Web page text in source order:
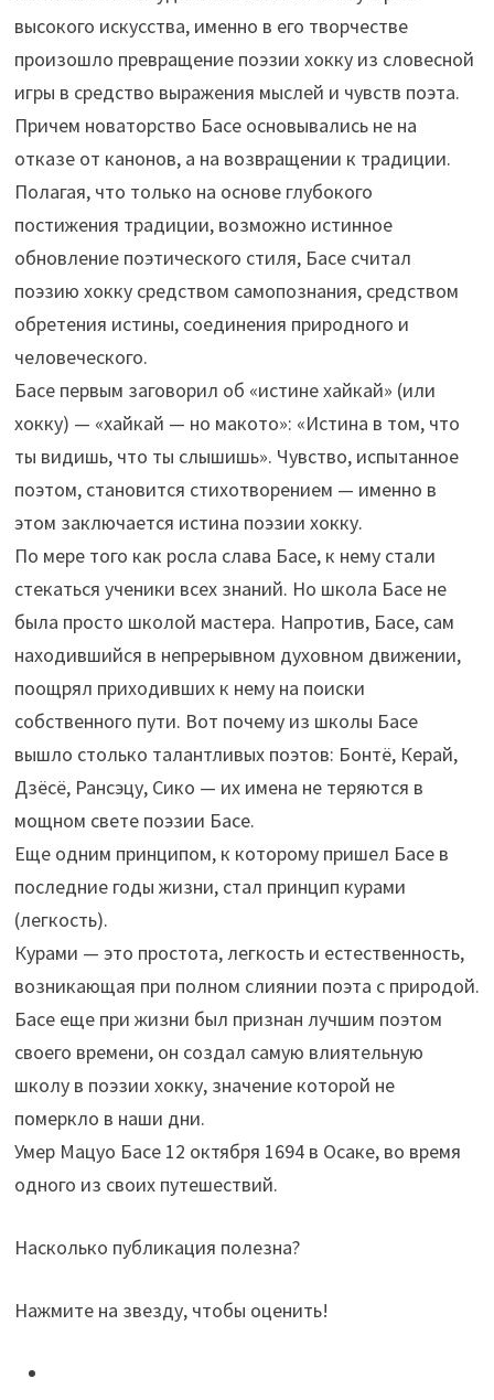
высокого искусства, именно в его творчестве
произошло превращение поэзии хокку из словесной
игры в средство выражения мыслей и чувств поэта.
Причем новаторство Басе основывались не на
отказе от канонов, а на возвращении к традиции.
Полагая, что только на основе глубокого
постижения традиции, возможно истинное
обновление поэтического стиля, Басе считал
поэзию хокку средством самопознания, средством
обретения истины, соединения природного и
человеческого.
Басе первым заговорил об «истине хайкай» (или
хокку) — «хайкай — но макото»: «Истина в том, что
ты видишь, что ты слышишь». Чувство, испытанное
поэтом, становится стихотворением — именно в
этом заключается истина поэзии хокку.
По мере того как росла слава Басе, к нему стали
стекаться ученики всех знаний. Но школа Басе не
была просто школой мастера. Напротив, Басе, сам
находившийся в непрерывном духовном движении,
поощрял приходивших к нему на поиски
собственного пути. Вот почему из школы Басе
вышло столько талантливых поэтов: Бонтё, Керай,
Дзёсё, Рансэцу, Сико — их имена не теряются в
мощном свете поэзии Басе.
Еще одним принципом, к которому пришел Басе в
последние годы жизни, стал принцип курами
(легкость).
Курами — это простота, легкость и естественность,
возникающая при полном слиянии поэта с природой.
Басе еще при жизни был признан лучшим поэтом
своего времени, он создал самую влиятельную
школу в поэзии хокку, значение которой не
померкло в наши дни.
Умер Мацуо Басе 12 октября 1694 в Осаке, во время
одного из своих путешествий.
Насколько публикация полезна?
Нажмите на звезду, чтобы оценить!